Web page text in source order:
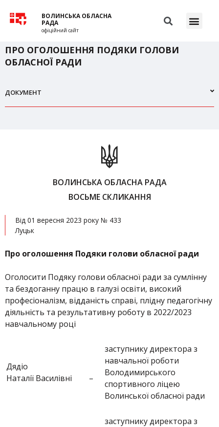
ВОЛИНСЬКА ОБЛАСНА
РАДА
офіційний сайт
ПРО ОГОЛОШЕННЯ ПОДЯКИ ГОЛОВИ
ОБЛАСНОЇ РАДИ
ДОКУМЕНТ
ВОЛИНСЬКА ОБЛАСНА РАДА
ВОСЬМЕ СКЛИКАННЯ
Від 01 вересня 2023 року № 433
Луцьк
Про оголошення Подяки голови обласної ради
Оголосити Подяку голови обласної ради за сумлінну
та бездоганну працю в галузі освіти, високий
професіоналізм, відданість справі, плідну педагогічну
діяльність та результативну роботу в 2022/2023
навчальному році
Дядіо
Наталії Василівні
–
заступнику директора з
навчальної роботи
Володимирського
спортивного ліцею
Волинської обласної ради
заступнику директора з